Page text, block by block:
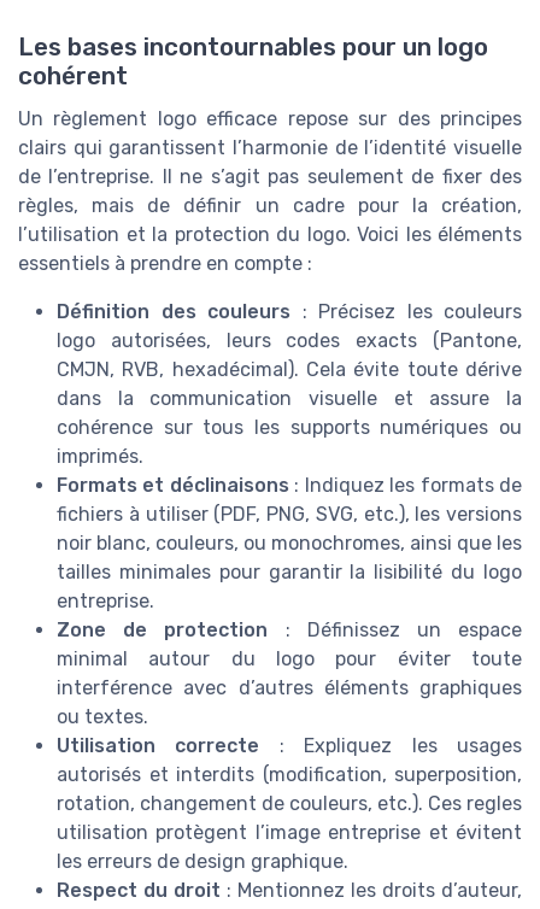
Les bases incontournables pour un logo
cohérent
Un règlement logo efficace repose sur des principes
clairs qui garantissent l’harmonie de l’identité visuelle
de l’entreprise. Il ne s’agit pas seulement de fixer des
règles, mais de définir un cadre pour la création,
l’utilisation et la protection du logo. Voici les éléments
essentiels à prendre en compte :
Définition des couleurs : Précisez les couleurs
logo autorisées, leurs codes exacts (Pantone,
CMJN, RVB, hexadécimal). Cela évite toute dérive
dans la communication visuelle et assure la
cohérence sur tous les supports numériques ou
imprimés.
Formats et déclinaisons : Indiquez les formats de
fichiers à utiliser (PDF, PNG, SVG, etc.), les versions
noir blanc, couleurs, ou monochromes, ainsi que les
tailles minimales pour garantir la lisibilité du logo
entreprise.
Zone de protection : Définissez un espace
minimal autour du logo pour éviter toute
interférence avec d’autres éléments graphiques
ou textes.
Utilisation correcte : Expliquez les usages
autorisés et interdits (modification, superposition,
rotation, changement de couleurs, etc.). Ces regles
utilisation protègent l’image entreprise et évitent
les erreurs de design graphique.
Respect du droit : Mentionnez les droits d’auteur,